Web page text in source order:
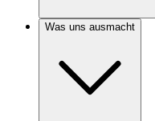
Was uns ausmacht